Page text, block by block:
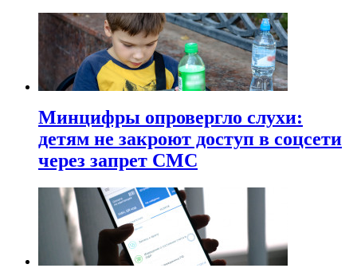
Минцифры опровергло слухи:
детям не закроют доступ в соцсети
через запрет СМС